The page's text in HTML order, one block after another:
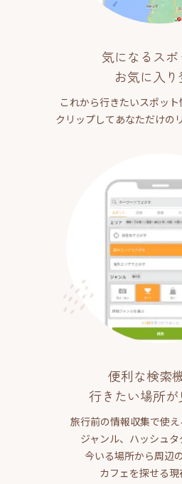
気になるスポ
お気に入
これから行きたいスポッ
クリップしてあなただけの
便利な検索
行きたい場所が
旅行前の情報収集で使え
ジャンル、ハッシュタ
今いる場所から周辺
カフェを探せる